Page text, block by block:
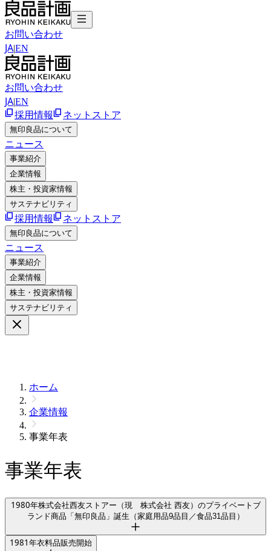
お問い合わせ
JA|EN
お問い合わせ
JA|EN
採用情報 ネットストア
無印良品について
ニュース
事業紹介
企業情報
株主・投資家情報
サステナビリティ
採用情報 ネットストア
無印良品について
ニュース
事業紹介
企業情報
株主・投資家情報
サステナビリティ
ホーム
企業情報
事業年表
事業年表
1980年株式会社西友ストアー（現 株式会社 西友）のプライベートブ
ランド商品「無印良品」誕生（家庭用品9品目／食品31品目）
1981年衣料品販売開始